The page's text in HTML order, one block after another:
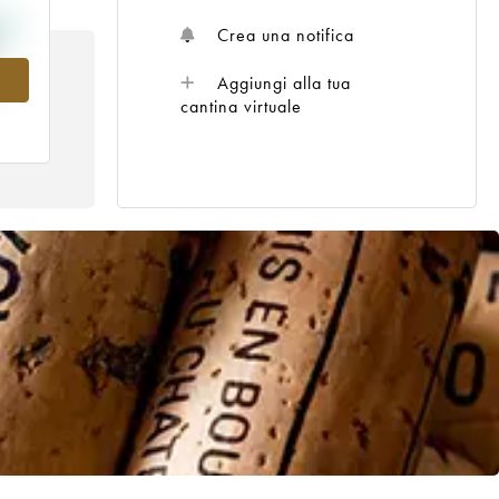
Crea una notifica
Aggiungi alla tua
cantina virtuale